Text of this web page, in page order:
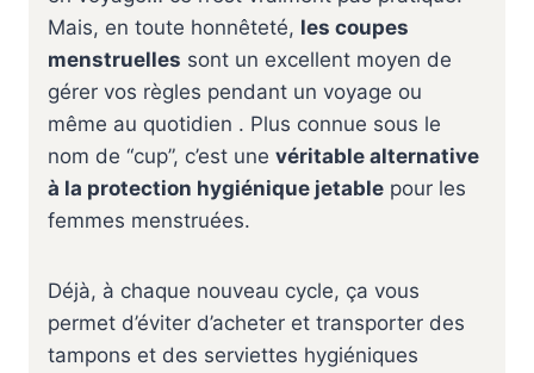
Mais, en toute honnêteté, les coupes
menstruelles sont un excellent moyen de
gérer vos règles pendant un voyage ou
même au quotidien . Plus connue sous le
nom de “cup”, c’est une véritable alternative
à la protection hygiénique jetable pour les
femmes menstruées.
Déjà, à chaque nouveau cycle, ça vous
permet d’éviter d’acheter et transporter des
tampons et des serviettes hygiéniques